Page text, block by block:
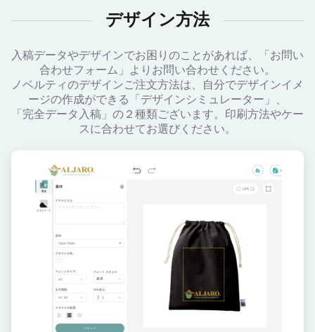
デザイン方法
入稿データやデザインでお困りのことがあれば、「お問い
合わせフォーム」よりお問い合わせください。
ノベルティのデザインご注文方法は、自分でデザインイメ
ージの作成ができる「デザインシミュレーター」、
「完全データ入稿」の２種類ございます。印刷方法やケー
スに合わせてお選びください。